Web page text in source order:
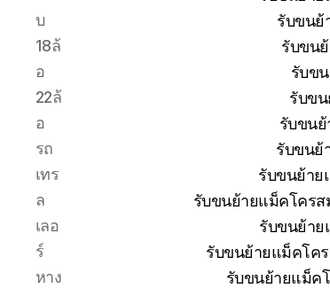
บ
18ล้
อ
22ล้
อ
รถ
เทร
ล
เลอ
ร์
หาง
รับขนย้
รับขน
รับข
รับขน
รับขนย้
รับขนย้
รับขนย้าย
รับขนย้ายแม็คโครส
รับขนย้าย
รับขนย้ายแม็คโค
รับขนย้ายแม็ค